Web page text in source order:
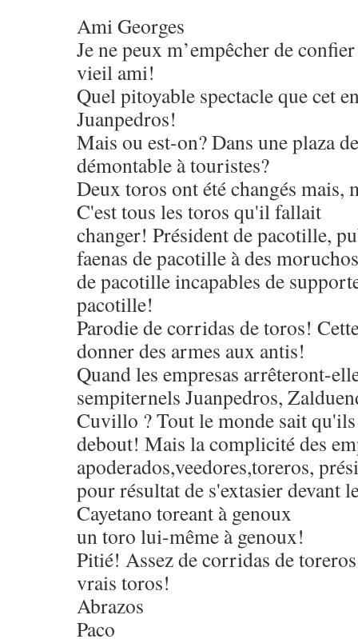
Ami Georges
Je ne peux m’empêcher de
vieil ami!
Quel pitoyable spectacle que cet
Juanpedros!
Mais ou est-on? Dans une plaza
démontable à touristes?
Deux toros ont été changés mais,
C'est tous les toros qu'il fallait
changer! Président de pacotille,
faenas de pacotille à des moruchos
de pacotille incapables de
pacotille!
Parodie de corridas de toros!
donner des armes aux antis!
Quand les empresas arrêteront-
sempiternels Juanpedros,
Cuvillo ? Tout le monde sait
debout! Mais la complicité des
apoderados,veedores,toreros,
pour résultat de s'extasier devant
Cayetano toreant à genoux
un toro lui-même à genoux!
Pitié! Assez de corridas de
vrais toros!
Abrazos
Paco